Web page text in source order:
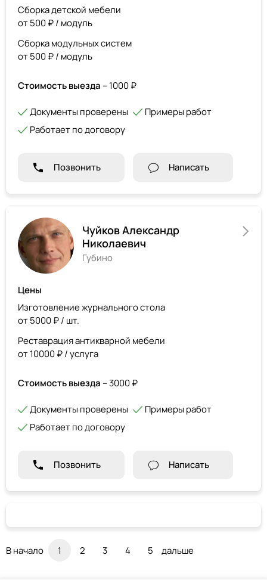
Сборка детской мебели
от 500 ₽ / модуль
Сборка модульных систем
от 500 ₽ / модуль
Стоимость выезда – 1000 ₽
Документы проверены
Примеры работ
Работает по договору
Позвонить Написать
Чуйков Александр
Николаевич
Губино
Цены
Изготовление журнального стола
от 5000 ₽ / шт.
Реставрация антикварной мебели
от 10000 ₽ / услуга
Стоимость выезда – 3000 ₽
Документы проверены
Примеры работ
Работает по договору
Позвонить Написать
В начало 1 2 3 4 5 дальше